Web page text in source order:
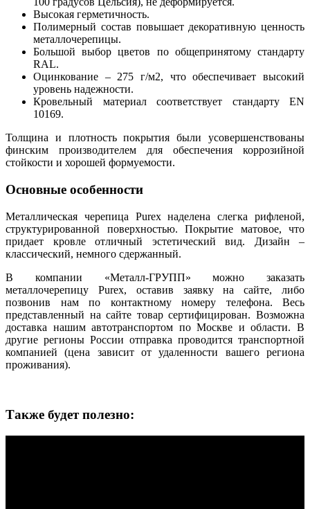
Высокая герметичность.
Полимерный состав повышает декоративную ценность
металлочерепицы.
Большой выбор цветов по общепринятому стандарту
RAL.
Оцинкование – 275 г/м2, что обеспечивает высокий
уровень надежности.
Кровельный материал соответствует стандарту EN
10169.
Толщина и плотность покрытия были усовершенствованы
финским производителем для обеспечения коррозийной
стойкости и хорошей формуемости.
Основные особенности
Металлическая черепица Purex наделена слегка рифленой,
структурированной поверхностью. Покрытие матовое, что
придает кровле отличный эстетический вид. Дизайн –
классический, немного сдержанный.
В компании «Металл-ГРУПП» можно заказать
металлочерепицу Purex, оставив заявку на сайте, либо
позвонив нам по контактному номеру телефона. Весь
представленный на сайте товар сертифицирован. Возможна
доставка нашим автотранспортом по Москве и области. В
другие регионы России отправка проводится транспортной
компанией (цена зависит от удаленности вашего региона
проживания).
Также будет полезно: